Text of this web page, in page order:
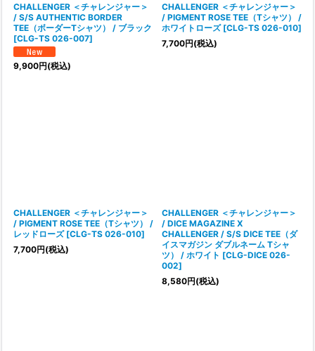
CHALLENGER ＜チャレンジャー＞
/ S/S AUTHENTIC BORDER
TEE（ボーダーTシャツ） / ブラック
[CLG-TS 026-007]
9,900円(税込)
CHALLENGER ＜チャレンジャー＞
/ PIGMENT ROSE TEE（Tシャツ） /
ホワイトローズ [CLG-TS 026-010]
7,700円(税込)
CHALLENGER ＜チャレンジャー＞
/ PIGMENT ROSE TEE（Tシャツ） /
レッドローズ [CLG-TS 026-010]
7,700円(税込)
CHALLENGER ＜チャレンジャー＞
/ DICE MAGAZINE X
CHALLENGER / S/S DICE TEE（ダ
イスマガジン ダブルネーム Tシャ
ツ） / ホワイト [CLG-DICE 026-
002]
8,580円(税込)